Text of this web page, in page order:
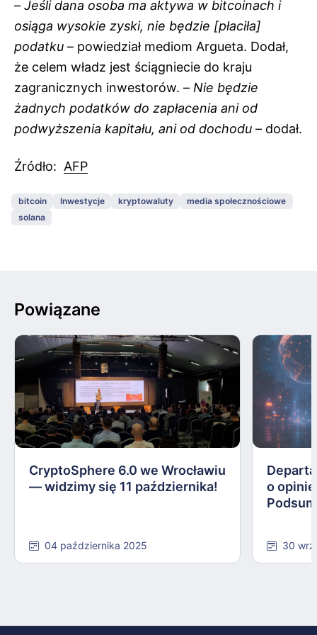
– Jeśli dana osoba ma aktywa w bitcoinach i
osiąga wysokie zyski, nie będzie [płaciła]
podatku – powiedział mediom Argueta. Dodał,
że celem władz jest ściągniecie do kraju
zagranicznych inwestorów. – Nie będzie
żadnych podatków do zapłacenia ani od
podwyższenia kapitału, ani od dochodu – dodał.
Źródło: AFP
bitcoin Inwestycje kryptowaluty
media społecznościowe
solana
Powiązane
CryptoSphere 6.0 we Wrocławiu
— widzimy się 11 października!
04 października 2025
o opinie
30